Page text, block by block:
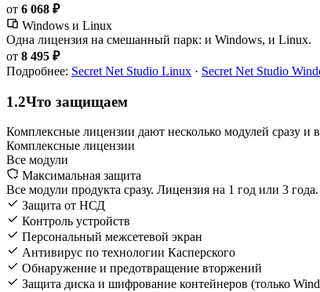
от 6 068 ₽
Windows и Linux
Одна лицензия на смешанный парк: и Windows, и Linux.
от 8 495 ₽
Подробнее: Secret Net Studio Linux · Secret Net Studio
1.2Что защищаем
Комплексные лицензии дают несколько модулей сразу
Комплексные лицензии
Все модули
Максимальная защита
Все модули продукта сразу. Лицензия на 1 год или 3 года.
Защита от НСД
Контроль устройств
Персональный межсетевой экран
Антивирус по технологии Касперского
Обнаружение и предотвращение вторжений
Защита диска и шифрование контейнеров (только